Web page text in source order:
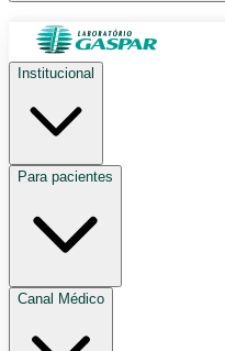
Institucional
Para pacientes
Canal Médico